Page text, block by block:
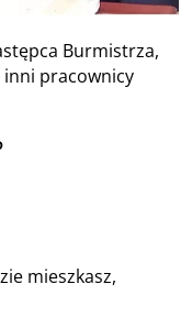
Burmistrza,
inni pracownicy
mieszkasz,